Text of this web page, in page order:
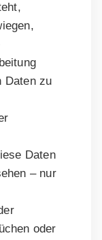
Daten zu
Daten
– nur
oder